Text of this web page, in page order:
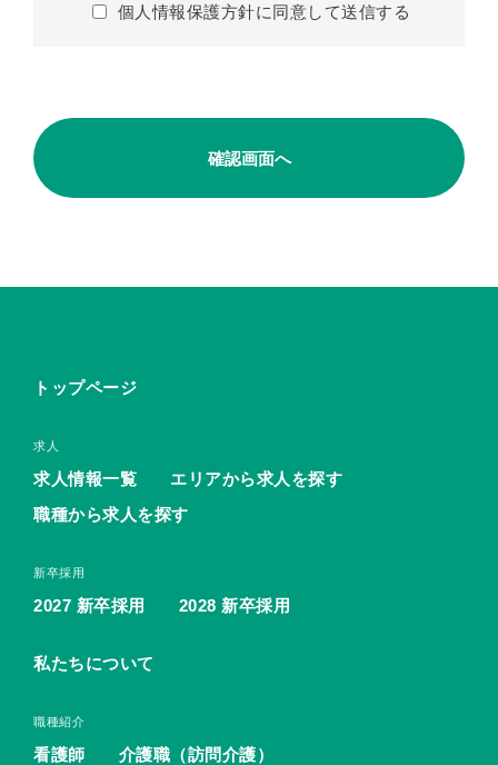
個人情報保護方針に同意して送信する
トップページ
求人
求人情報一覧
エリアから求人を探す
職種から求人を探す
新卒採用
2027 新卒採用 2028 新卒採用
私たちについて
職種紹介
看護師 介護職（訪問介護）